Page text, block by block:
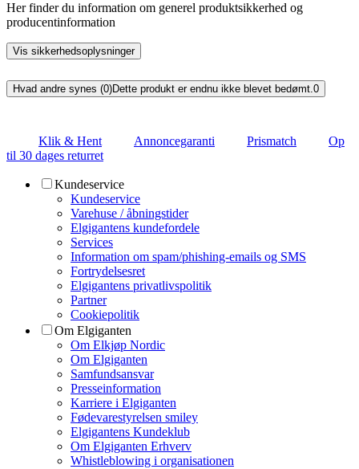
Her finder du information om generel produktsikkerhed og
producentinformation
Vis sikkerhedsoplysninger
Hvad andre synes (0)Dette produkt er endnu ikke blevet bedømt.0
Klik & Hent Annoncegaranti Prismatch
Op
til 30 dages returret
Kundeservice
Kundeservice
Varehuse / åbningstider
Elgigantens kundefordele
Services
Information om spam/phishing-emails og SMS
Fortrydelsesret
Elgigantens privatlivspolitik
Partner
Cookiepolitik
Om Elgiganten
Om Elkjøp Nordic
Om Elgiganten
Samfundsansvar
Presseinformation
Karriere i Elgiganten
Fødevarestyrelsen smiley
Elgigantens Kundeklub
Om Elgiganten Erhverv
Whistleblowing i organisationen